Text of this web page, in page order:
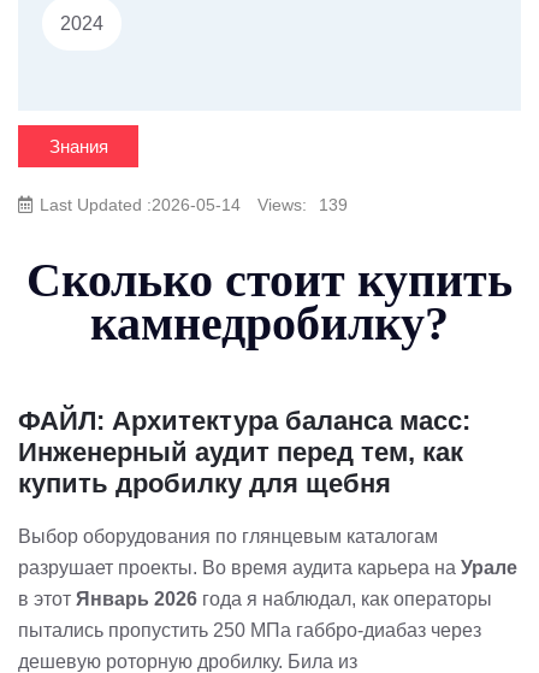
2024
Знания
Last Updated :2026-05-14 Views: 139
Сколько стоит купить
камнедробилку?
ФАЙЛ: Архитектура баланса масс:
Инженерный аудит перед тем, как
купить дробилку для щебня
Выбор оборудования по глянцевым каталогам
разрушает проекты. Во время аудита карьера на Урале
в этот Январь 2026 года я наблюдал, как операторы
пытались пропустить 250 МПа габбро-диабаз через
дешевую роторную дробилку. Била из